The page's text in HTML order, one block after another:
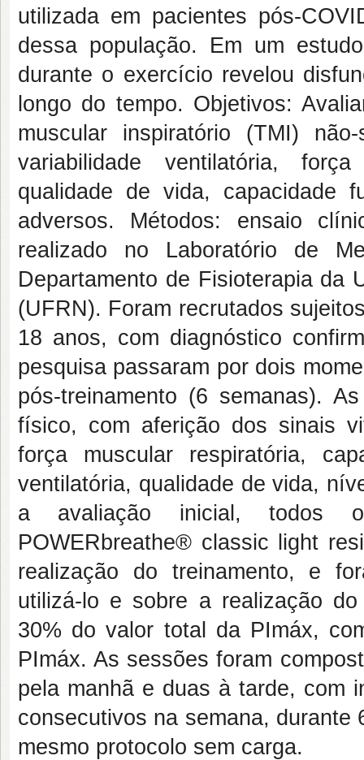
utilizada em pacientes pós-
dessa população. Em um
durante o exercício revelou
longo do tempo. Objetivos:
muscular inspiratório (TMI)
variabilidade ventilatória,
qualidade de vida, capacidade
adversos. Métodos: ensaio
realizado no Laboratório de
Departamento de Fisioterapia da
(UFRN). Foram recrutados
18 anos, com diagnóstico
pesquisa passaram por dois
pós-treinamento (6 semanas).
físico, com aferição dos sinais
força muscular respiratória,
ventilatória, qualidade de vida,
a avaliação inicial, todos
POWERbreathe® classic light
realização do treinamento, e
utilizá-lo e sobre a realização
30% do valor total da PImáx,
PImáx. As sessões foram
pela manhã e duas à tarde, com
consecutivos na semana, durante
mesmo protocolo sem carga.